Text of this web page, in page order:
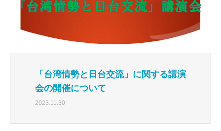
「台湾情勢と日台交流」に関する講演
会の開催について
2023.11.30